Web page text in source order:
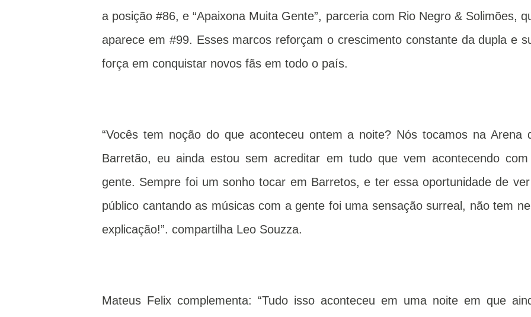
a posição #86, e “Apaixona Muita Gente”, parceria com Rio Negro & Solimões,
aparece em #99. Esses marcos reforçam o crescimento constante da dupla e
força em conquistar novos fãs em todo o país.
“Vocês tem noção do que aconteceu ontem a noite? Nós tocamos na Arena
Barretão, eu ainda estou sem acreditar em tudo que vem acontecendo
gente. Sempre foi um sonho tocar em Barretos, e ter essa oportunidade de
público cantando as músicas com a gente foi uma sensação surreal, não tem
explicação!”. compartilha Leo Souzza.
Mateus Felix complementa: “Tudo isso aconteceu em uma noite em que